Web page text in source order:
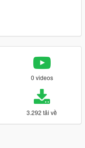
0 videos
3.292 tải về